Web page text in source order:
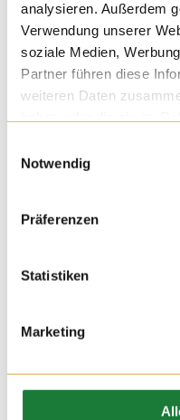
analysieren. Außerdem
Verwendung unserer
soziale Medien,
Partner führen diese
weiteren Daten
Notwendig
Präferenzen
Statistiken
Marketing
22. OKT 2019
Am 22.10. und am 24.10
des St. Raphael
Uns hat es viel Spaß mit
Lebensmitteln sorgsam